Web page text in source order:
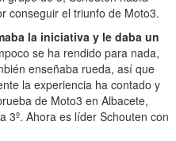
conseguir el triunfo de Moto3.
la iniciativa y le daba un
se ha rendido para nada,
enseñaba rueda, así que
la experiencia ha contado y
de Moto3 en Albacete,
3º. Ahora es líder Schouten con